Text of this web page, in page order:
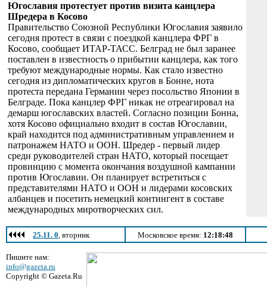
Югославия протестует против визита канцлера
Шредера в Косово
Правительство Союзной Республики Югославия заявило
сегодня протест в связи с поездкой канцлера ФРГ в
Косово, сообщает ИТАР-ТАСС. Белград не был заранее
поставлен в известность о прибытии канцлера, как того
требуют международные нормы. Как стало известно
сегодня из дипломатических кругов в Бонне, нота
протеста передана Германии через посольство Японии в
Белграде. Пока канцлер ФРГ никак не отреагировал на
демарш югославских властей. Согласно позиции Бонна,
хотя Косово официально входит в состав Югославии,
край находится под административным управлением и
патронажем НАТО и ООН. Шредер - первый лидер
среди руководителей стран НАТО, который посещает
провинцию с момента окончания воздушной кампании
против Югославии. Он планирует встретиться с
представителями НАТО и ООН и лидерами косовских
албанцев и посетить немецкий контингент в составе
международных миротворческих сил.
25.11. 0, вторник Московское время: 12:18:48
Пишите нам:
info@gazeta.ru
Copyright © Gazeta.Ru